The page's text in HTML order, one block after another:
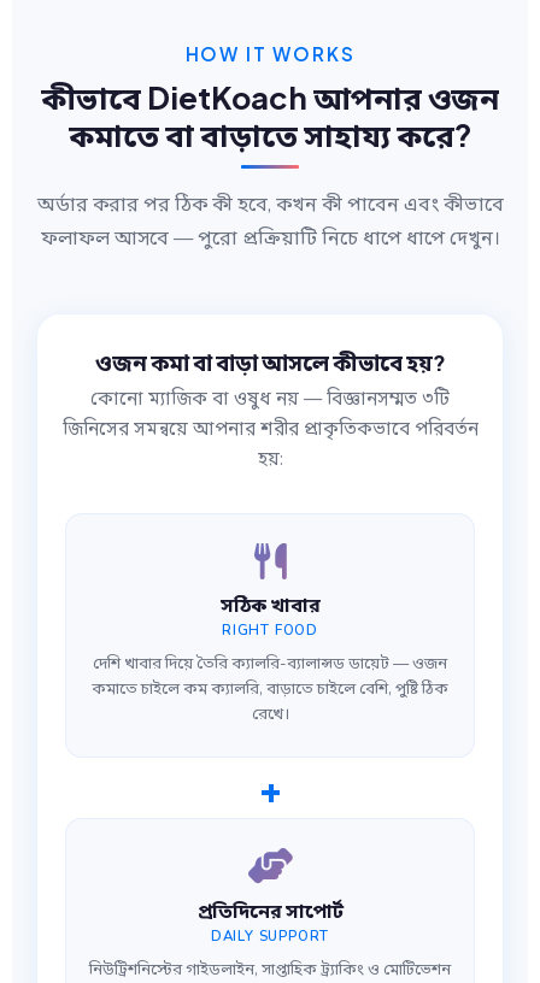
HOW IT WORKS
কীভাবে DietKoach আপনার ওজন
কমাতে বা বাড়াতে সাহায্য করে?
অর্ডার করার পর ঠিক কী হবে, কখন কী পাবেন এবং কীভাবে
ফলাফল আসবে — পুরো প্রক্রিয়াটি নিচে ধাপে ধাপে দেখুন।
ওজন কমা বা বাড়া আসলে কীভাবে হয়?
কোনো ম্যাজিক বা ওষুধ নয় — বিজ্ঞানসম্মত ৩টি
জিনিসের সমন্বয়ে আপনার শরীর প্রাকৃতিকভাবে পরিবর্তন
হয়:
সঠিক খাবার
RIGHT FOOD
দেশি খাবার দিয়ে তৈরি ক্যালরি-ব্যালান্সড ডায়েট — ওজন
কমাতে চাইলে কম ক্যালরি, বাড়াতে চাইলে বেশি, পুষ্টি ঠিক
রেখে।
+
প্রতিদিনের সাপোর্ট
DAILY SUPPORT
নিউট্রিশনিস্টের গাইডলাইন, সাপ্তাহিক ট্র্যাকিং ও মোটিভেশন